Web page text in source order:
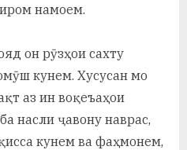
намоем.
он рӯзҳои сахту
кунем. Хусусан мо
аз ин воқеъаҳои
насли ҷавону наврас,
кунем ва фаҳмонем,